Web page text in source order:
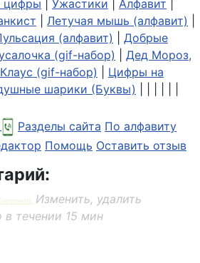
цифры Ужастики Алфавит
Летучая мышь (алфавит)
(алфавит)
Добрые
(gif-набор)
Дед Мороз,
(gif-набор)
Цифры на
шарики (Буквы)
Разделы сайта По алфавиту
Помощь Оставить отзыв
Изменить, удалить
течении 15 мин